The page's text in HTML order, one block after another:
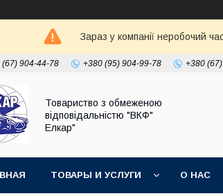
Зараз у компанії неробочий
(67) 904-44-78 +380 (95) 904-99-78 +380
Товариство з обмеженою
відповідальністю "ВКФ"
Елкар"
ТОВАРЫ И УСЛУГИ О НАС